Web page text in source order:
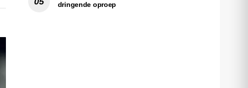
dringende oproep